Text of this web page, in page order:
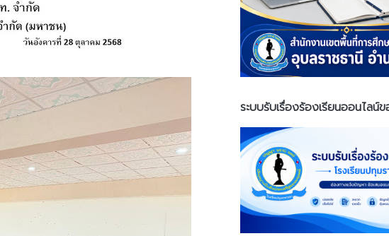
ระบบรับเรื่องร้องเรียนออนไลน์